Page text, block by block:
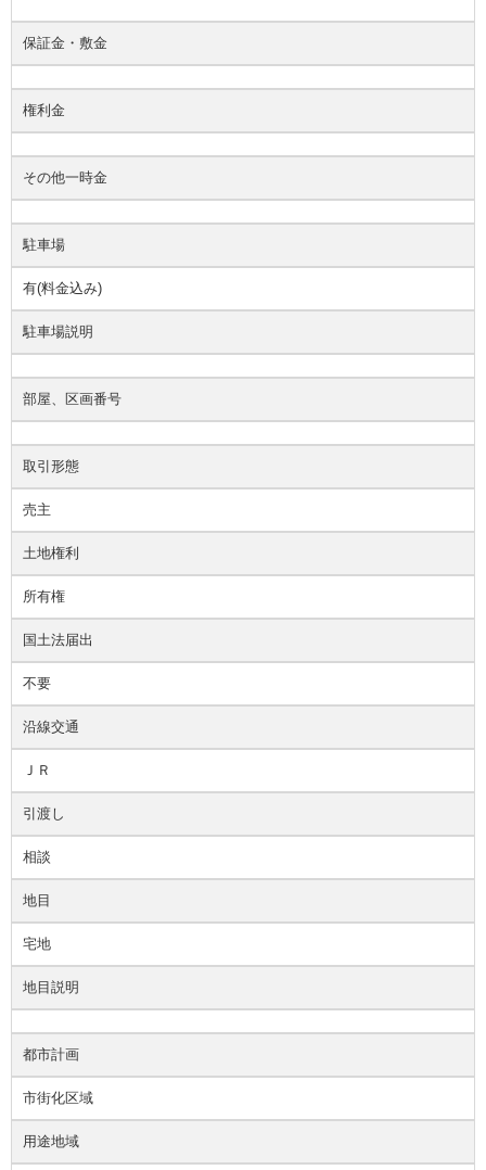
保証金・敷金
権利金
その他一時金
駐車場
有(料金込み)
駐車場説明
部屋、区画番号
取引形態
売主
土地権利
所有権
国土法届出
不要
沿線交通
ＪＲ
引渡し
相談
地目
宅地
地目説明
都市計画
市街化区域
用途地域